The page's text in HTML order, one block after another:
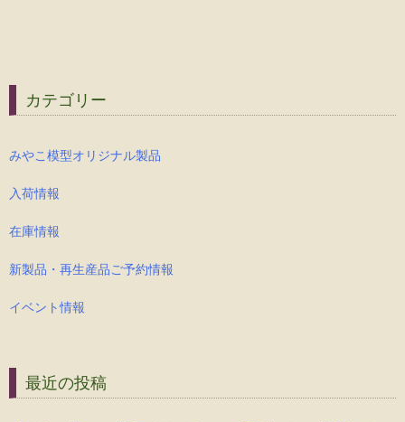
カテゴリー
みやこ模型オリジナル製品
入荷情報
在庫情報
新製品・再生産品ご予約情報
イベント情報
最近の投稿